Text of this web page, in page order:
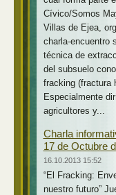
Cívico/Somos
Villas de Ejea,
charla-encuentro
técnica de
del subsuelo
fracking (fractura
Especialmente
agricultores y...
Charla
17 de Octubre
16.10.2013 15:52
“El Fracking:
nuestro futuro”